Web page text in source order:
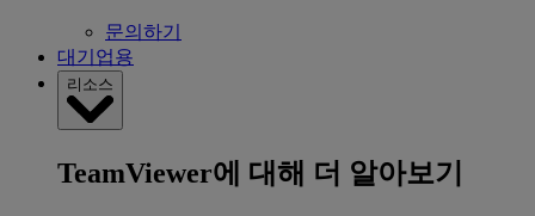
문의하기
대기업용
리소스
TeamViewer에 대해 더 알아보기